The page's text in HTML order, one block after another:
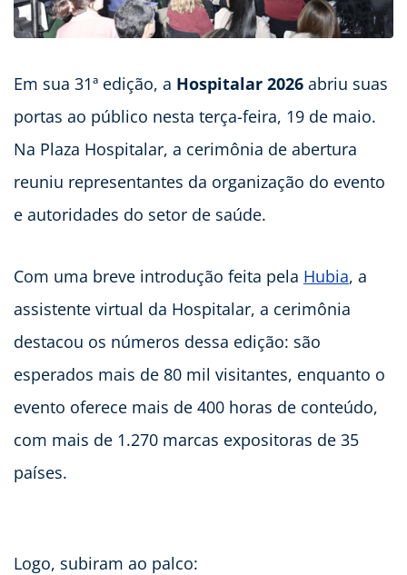
Em sua 31ª edição, a Hospitalar 2026 abriu suas
portas ao público nesta terça-feira, 19 de maio.
Na Plaza Hospitalar, a cerimônia de abertura
reuniu representantes da organização do evento
e autoridades do setor de saúde.
Com uma breve introdução feita pela Hubia, a
assistente virtual da Hospitalar, a cerimônia
destacou os números dessa edição: são
esperados mais de 80 mil visitantes, enquanto o
evento oferece mais de 400 horas de conteúdo,
com mais de 1.270 marcas expositoras de 35
países.
Logo, subiram ao palco: